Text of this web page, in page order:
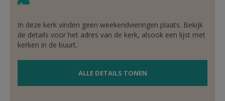
MIJN PAROCHIE
In deze kerk vinden geen weekendvieringen plaats. Bekijk
de details voor het adres van de kerk, alsook een lijst met
kerken in de buurt.
ALLE DETAILS TONEN